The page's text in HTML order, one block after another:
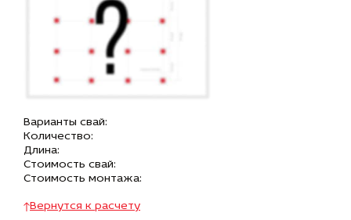
Варианты свай:
Количество:
Длина:
Стоимость свай:
Стоимость монтажа:
Вернутся к расчету